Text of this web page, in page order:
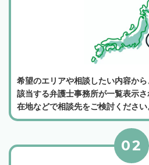
希望のエリアや相談したい内容から
該当する弁護士事務所が一覧表示
在地などで相談先をご検討ください
02